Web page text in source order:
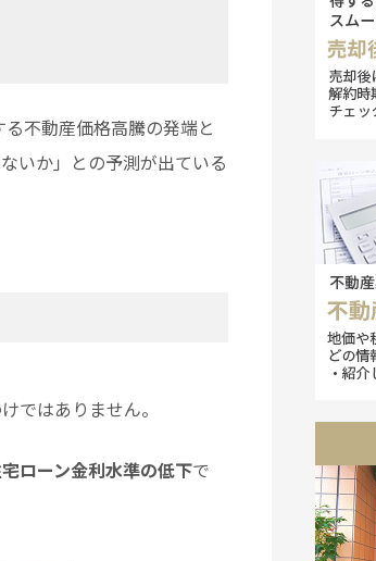
不動産価格高騰の発端と
いか」との予測が出ている
ではありません。
ローン金利水準の低下で